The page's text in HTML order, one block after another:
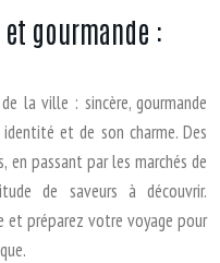
gourmande :
la ville : sincère, gourmande
et de son charme. Des
passant par les marchés de
de saveurs à découvrir.
et préparez votre voyage pour